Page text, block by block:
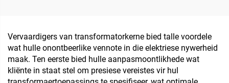
Stroomtransformator
Transformator 110 V na
220 V
Vervaardigers van transformatorkerne bied talle voordele
wat hulle onontbeerlike vennote in die elektriese nywerheid
maak. Ten eerste bied hulle aanpasmoontlikhede wat
kliënte in staat stel om presiese vereistes vir hul